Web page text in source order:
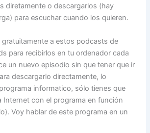
diretamente o descargarlos (hay
para escuchar cuando los quieren.
gratuitamente a estos podcasts de
para recibirlos en tu ordenador cada
un nuevo episodio sin que tener que ir
descargarlo directamente, lo
informatico, sólo tienes que
Internet con el programa en función
Voy hablar de este programa en un